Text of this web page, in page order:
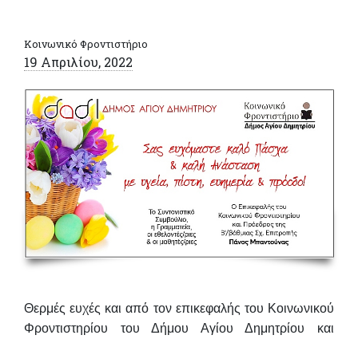
Κοινωνικό Φροντιστήριο
19 Απριλίου, 2022
Θερμές ευχές και από τον επικεφαλής του Κοινωνικού
Φροντιστηρίου του Δήμου Αγίου Δημητρίου και